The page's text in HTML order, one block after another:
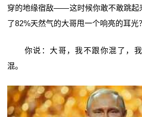
穿的地缘宿敌——这时候你敢不敢跳起
了82%天然气的大哥甩一个响亮的耳光？
你说：大哥，我不跟你混了，
混。